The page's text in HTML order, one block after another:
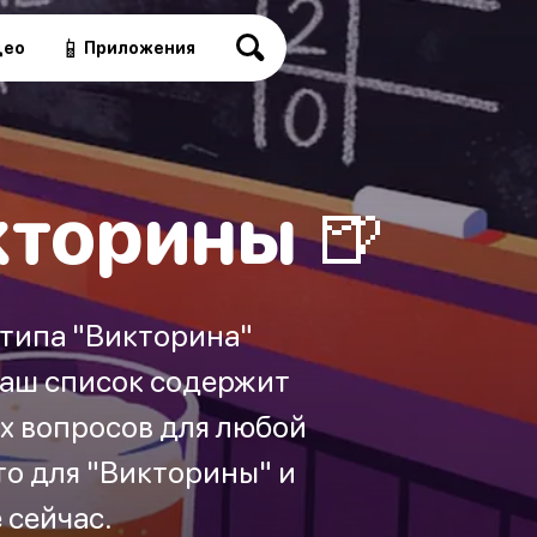
📱 Приложения
🍺
"Викторина"
список содержит
вопросов для любой
для "Викторины" и